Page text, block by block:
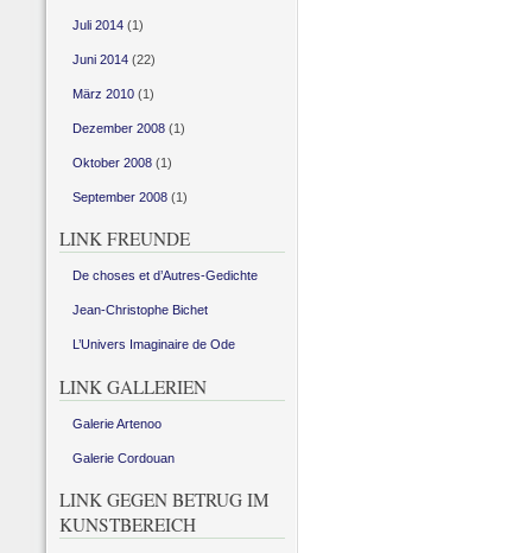
Juli 2014(1)
Juni 2014(22)
März 2010(1)
Dezember 2008(1)
Oktober 2008(1)
September 2008(1)
LINK FREUNDE
De choses et d’Autres-Gedichte
Jean-Christophe Bichet
L’Univers Imaginaire de Ode
LINK GALLERIEN
Galerie Artenoo
Galerie Cordouan
LINK GEGEN BETRUG IM
KUNSTBEREICH